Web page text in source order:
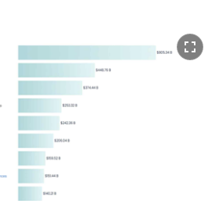
fullscreen